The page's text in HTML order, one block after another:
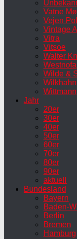
Vatne
Vejen
Vintage
Vitra
Vitsoe
Walter
Westnofa
Wilde &
Wilkhahn
Wittmann
Jahr
20er
30er
40er
50er
60er
70er
80er
90er
aktuell
Bundesland
Bayern
Baden-
Berlin
Bremen
Hamburg